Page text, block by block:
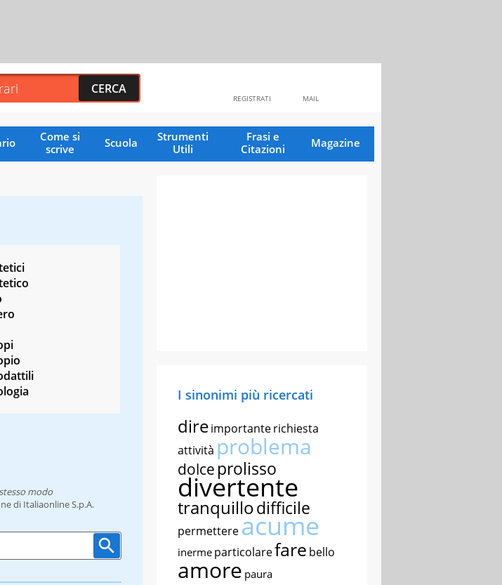
MAIL
REGISTRATI
Come si
scrive
Scuola
Strumenti
Utili
Frasi e
Citazioni
Magazine
modo
di Italiaonline S.p.A.
I sinonimi più ricercati
direimportanterichiesta
attività problema
dolce prolisso
divertente
tranquillodifficile
permettereacume
inerme particolarefare bello
amore paura